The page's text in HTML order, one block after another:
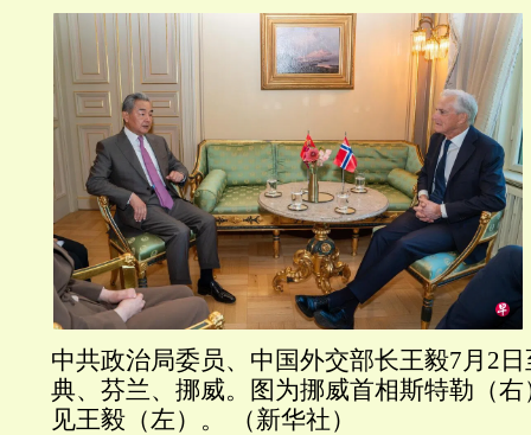
中共政治局委员、中国外交部长王毅7月2
典、芬兰、挪威。图为挪威首相斯特勒（
见王毅（左）。 （新华社）